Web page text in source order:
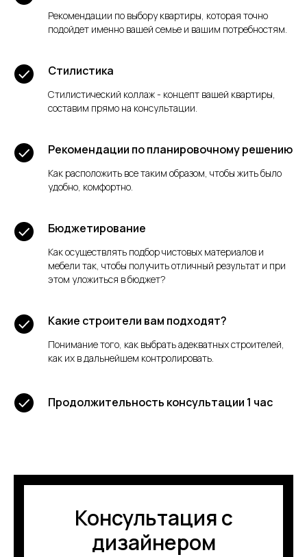
Рекомендации по выбору квартиры, которая точно
подойдет именно вашей семье и вашим потребностям.
Стилистика
Стилистический коллаж - концепт вашей квартиры,
составим прямо на консультации.
Рекомендации по планировочному решению
Как расположить все таким образом, чтобы жить было
удобно, комфортно.
Бюджетирование
Как осуществлять подбор чистовых материалов и
мебели так, чтобы получить отличный результат и при
этом уложиться в бюджет?
Какие строители вам подходят?
Понимание того, как выбрать адекватных строителей,
как их в дальнейшем контролировать.
Продолжительность консультации 1 час
Консультация с
дизайнером